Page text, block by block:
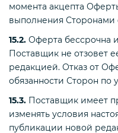
момента акцепта
выполнения Сторонами
15.2. Оферта бессрочна
Поставщик не отзовет
редакцией. Отказ от
обязанности Сторон
15.3. Поставщик имеет
изменять условия
публикации новой